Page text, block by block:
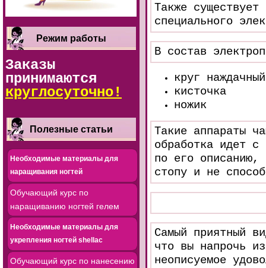
Режим работы
Заказы
принимаются
круглосуточно!
Полезные статьи
Необходимые материалы для
наращивания ногтей
Обучающий курс по
наращиванию ногтей гелем
Необходимые материалы для
укрепления ногтей shellac
Обучающий курс по нанесению
Также
специального
В состав
круг
кисточка
ножик
Такие аппараты
обработка идет
по его описанию,
стопу и не
Самый приятный
что вы напрочь
неописуемое